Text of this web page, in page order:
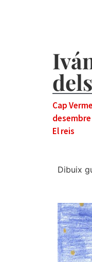
Cap
desembre
El reis
Dibuix